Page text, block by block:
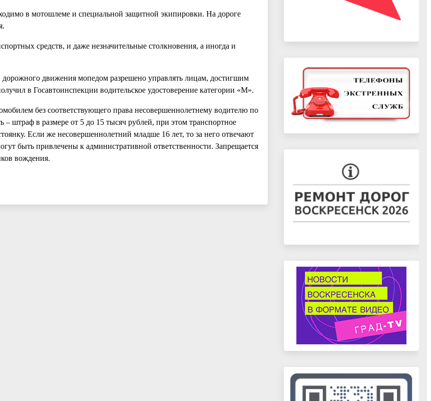
в мотошлеме и специальной защитной экипировки. На дороге
средств, и даже незначительные столкновения, а иногда и
движения мопедом разрешено управлять лицам, достигшим
в Госавтоинспекции водительское удостоверение категории «М».
без соответствующего права несовершеннолетнему водителю по
– штраф в размере от 5 до 15 тысяч рублей, при этом транспортное
Если же несовершеннолетний младше 16 лет, то за него отвечают
быть привлечены к административной ответственности. Запрещается
вождения.